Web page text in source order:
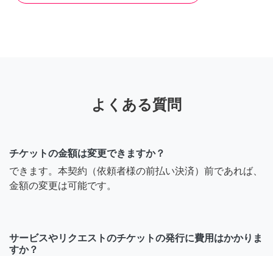
よくある質問
チケットの金額は変更できますか？
できます。本契約（依頼者様の前払い決済）前であれば、
金額の変更は可能です。
サービスやリクエストのチケットの発行に費用はかかりま
すか？